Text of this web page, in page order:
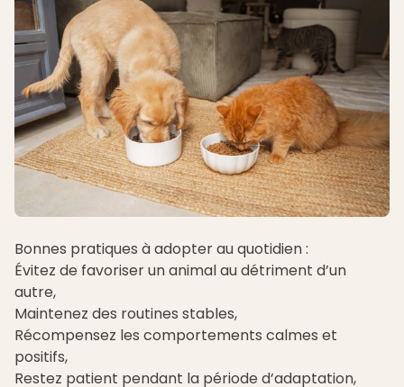
Bonnes pratiques à adopter au quotidien :
Évitez de favoriser un animal au détriment d’un
autre,
Maintenez des routines stables,
Récompensez les comportements calmes et
positifs,
Restez patient pendant la période d’adaptation,